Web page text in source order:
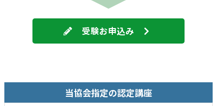
受験お申込み
当協会指定の認定講座